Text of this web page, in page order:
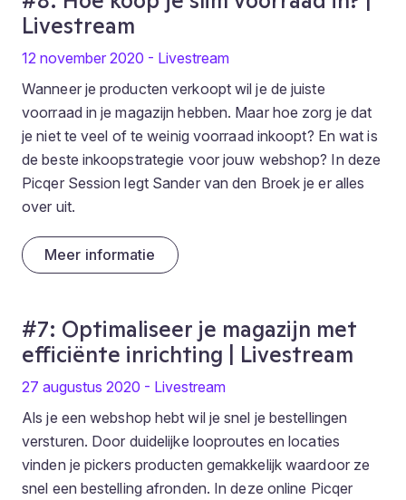
Livestream
12 november 2020 - Livestream
Wanneer je producten verkoopt wil je de juiste
voorraad in je magazijn hebben. Maar hoe zorg je dat
je niet te veel of te weinig voorraad inkoopt? En wat is
de beste inkoopstrategie voor jouw webshop? In deze
Picqer Session legt Sander van den Broek je er alles
over uit.
Meer informatie
#7: Optimaliseer je magazijn met
efficiënte inrichting | Livestream
27 augustus 2020 - Livestream
Als je een webshop hebt wil je snel je bestellingen
versturen. Door duidelijke looproutes en locaties
vinden je pickers producten gemakkelijk waardoor ze
snel een bestelling afronden. In deze online Picqer